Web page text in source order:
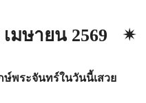
มษายน 2569 ✴︎
ษ์พระจันทร์ในวันนี้เสวย